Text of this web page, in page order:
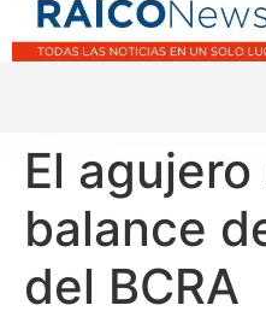
El
balance
del BCRA